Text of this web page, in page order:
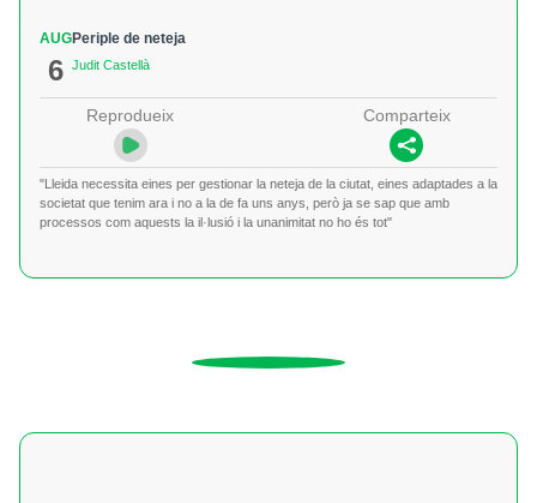
AUG
6
Periple de neteja
Judit Castellà
Reprodueix Comparteix
"Lleida necessita eines per gestionar la neteja de la ciutat, eines adaptades a la
societat que tenim ara i no a la de fa uns anys, però ja se sap que amb
processos com aquests la il·lusió i la unanimitat no ho és tot"